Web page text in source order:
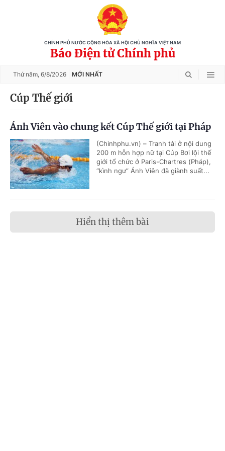
CHÍNH PHỦ NƯỚC CỘNG HÒA XÃ HỘI CHỦ NGHĨA VIỆT NAM
Báo Điện tử Chính phủ
Thứ năm, 6/8/2026 MỚI NHẤT
Cúp Thế giới
Ánh Viên vào chung kết Cúp Thế giới tại Pháp
(Chinhphu.vn) – Tranh tài ở nội dung
200 m hỗn hợp nữ tại Cúp Bơi lội thế
giới tổ chức ở Paris-Chartres (Pháp),
“kình ngư” Ánh Viên đã giành suất...
Hiển thị thêm bài